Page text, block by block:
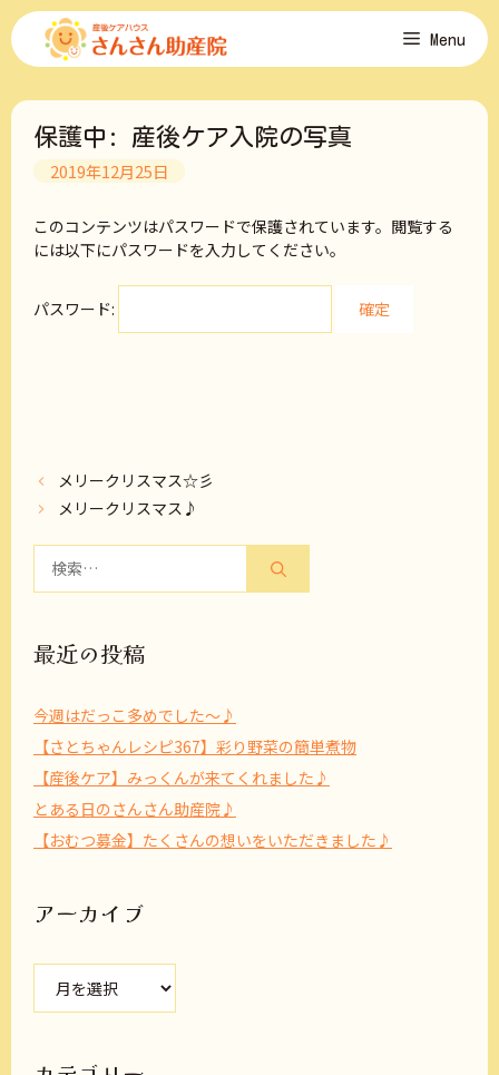
コ
ン
ツ
Menu
保護中: 産後ケア入院の写真
2019年12月25日
このコンテンツはパスワードで保護されています。閲覧する
には以下にパスワードを入力してください。
パスワード:
メリークリスマス☆彡
メリークリスマス♪
最近の投稿
今週はだっこ多めでした～♪
【さとちゃんレシピ367】彩り野菜の簡単煮物
【産後ケア】みっくんが来てくれました♪
とある日のさんさん助産院♪
【おむつ募金】たくさんの想いをいただきました♪
アーカイブ
ブ